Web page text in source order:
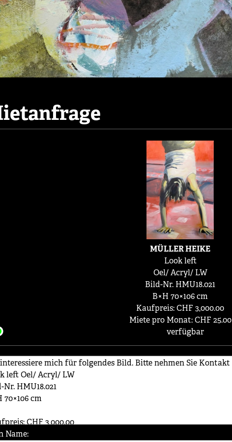
MÜLLER HEIKE
Look left
Oel/ Acryl/ LW
Bild-Nr. HMU18.021
B×H 70×106 cm
Kaufpreis: CHF 3,000.00
Miete pro Monat: CHF 25.00
verfügbar
Name: